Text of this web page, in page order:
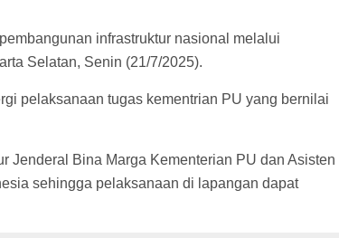
infrastruktur nasional melalui
Selatan, Senin (21/7/2025).
pelaksanaan tugas kementrian PU yang bernilai
Jenderal Bina Marga Kementerian PU dan Asisten
sehingga pelaksanaan di lapangan dapat